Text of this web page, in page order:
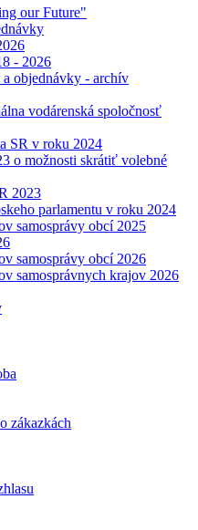
our Future"
- 2026
objednávky - archív
vodárenská spoločnosť
SR v roku 2024
o možnosti skrátiť volebné
2023
parlamentu v roku 2024
samosprávy obcí 2025
samosprávy obcí 2026
samosprávnych krajov 2026
zákazkách